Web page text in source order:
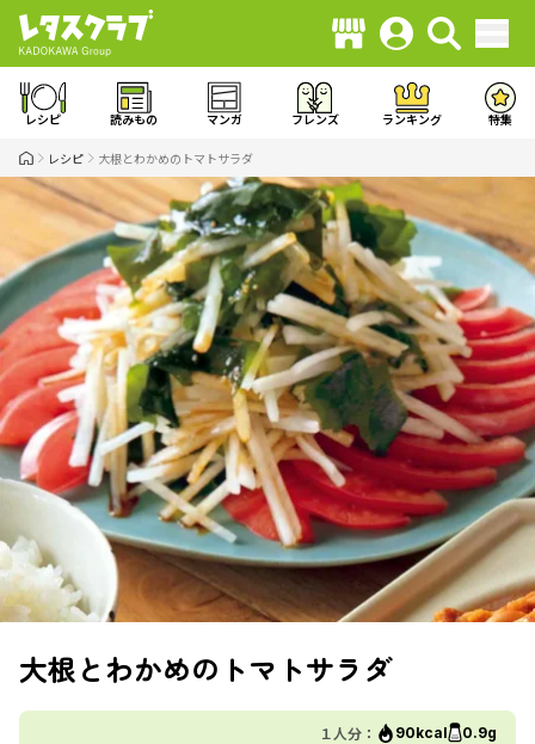
レシピ 読みもの マンガ フレンズ ランキング 特集
レシピ 大根とわかめのトマトサラダ
大根とわかめのトマトサラダ
１人分： 90kcal 0.9g